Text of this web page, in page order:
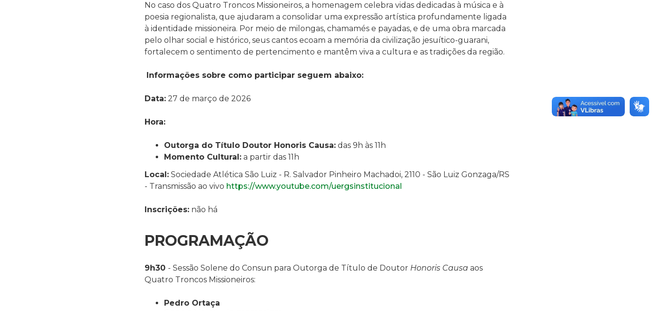
No caso dos Quatro Troncos Missioneiros, a homenagem celebra vidas dedicadas à música e à
poesia regionalista, que ajudaram a consolidar uma expressão artística profundamente ligada
à identidade missioneira. Por meio de milongas, chamamés e payadas, e de uma obra marcada
pelo olhar social e histórico, seus cantos ecoam a memória da civilização jesuítico-guarani,
fortalecem o sentimento de pertencimento e mantêm viva a cultura e as tradições da região.
Informações sobre como participar seguem abaixo:
Data: 27 de março de 2026
Hora:
Outorga do Título Doutor Honoris Causa: das 9h às 11h
Momento Cultural: a partir das 11h
Local: Sociedade Atlética São Luiz - R. Salvador Pinheiro Machadoi, 2110 - São Luiz Gonzaga/RS
- Transmissão ao vivo https://www.youtube.com/uergsinstitucional
Inscrições: não há
PROGRAMAÇÃO
9h30 - Sessão Solene do Consun para Outorga de Título de Doutor Honoris Causa aos
Quatro Troncos Missioneiros:
Pedro Ortaça